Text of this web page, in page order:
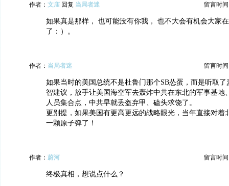
作者： 文庙 回复 当局者迷 留言时间
如果真是那样， 也可能没有你我， 也不大会有机会大家
了：）。
作者： 当局者迷 留言时间
如果当时的美国总统不是杜鲁门那个SB怂蛋，而是听取
智建议，放手让美国海空军去轰炸中共在东北的军事基地
人员集合点，中共早就丢盔弃甲、磕头求饶了。
更别提，如果美国有更高更远的战略眼光，当年直接对着
一颗原子弹了！
作者： 蔚河 留言时间
终极真相，想说点什么？